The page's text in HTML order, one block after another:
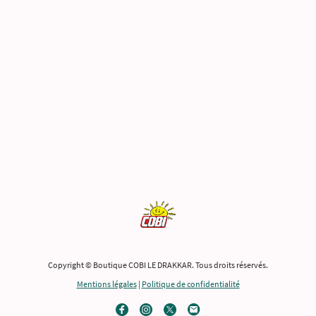
Copyright © Boutique COBI LE DRAKKAR. Tous droits réservés.
Mentions légales| Politique de confidentialité